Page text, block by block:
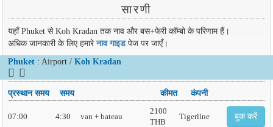
सारणी
यहाँ Phuket से Koh Kradan तक नाव और बस+फेरी कॉम्बो के परिणाम हैं।
अधिक जानकारी के लिए हमारेनाव गाइडपेज पर जाएँ।
Phuket: Airport / Koh Kradan
प्रस्थान समय समय कीमत कंपनी
07:00 4:30 van + bateau
2100
THB
Tigerline बुक करें